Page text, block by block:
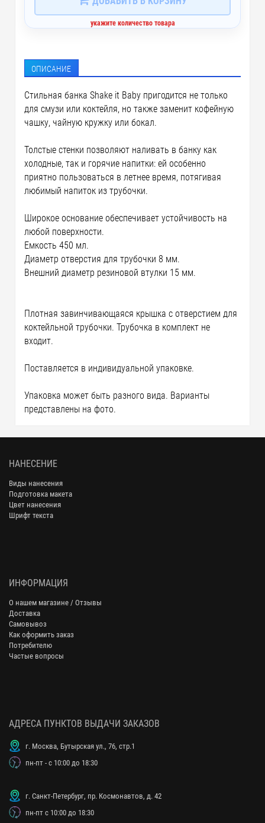
укажите количество товара
ОПИСАНИЕ
Стильная банка Shake it Baby пригодится не только
для смузи или коктейля, но также заменит кофейную
чашку, чайную кружку или бокал.
Толстые стенки позволяют наливать в банку как
холодные, так и горячие напитки: ей особенно
приятно пользоваться в летнее время, потягивая
любимый напиток из трубочки.
Широкое основание обеспечивает устойчивость на
любой поверхности.
Емкость 450 мл.
Диаметр отверстия для трубочки 8 мм.
Внешний диаметр резиновой втулки 15 мм.
Плотная завинчивающаяся крышка с отверстием для
коктейльной трубочки. Трубочка в комплект не
входит.
Поставляется в индивидуальной упаковке.
Упаковка может быть разного вида. Варианты
представлены на фото.
НАНЕСЕНИЕ
Виды нанесения
Подготовка макета
Цвет нанесения
Шрифт текста
ИНФОРМАЦИЯ
О нашем магазине / Отзывы
Доставка
Самовывоз
Как оформить заказ
Потребителю
Частые вопросы
АДРЕСА ПУНКТОВ ВЫДАЧИ ЗАКАЗОВ
г. Москва, Бутырская ул., 76, стр.1
пн-пт - с 10:00 до 18:30
г. Санкт-Петербург, пр. Космонавтов, д. 42
пн-пт с 10:00 до 18:30